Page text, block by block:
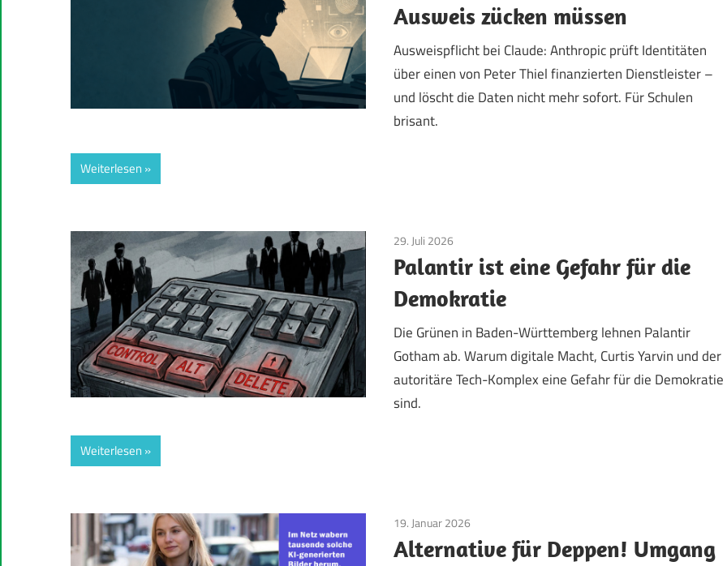
Ausweis zücken müssen
Ausweispflicht bei Claude: Anthropic prüft Identitäten
über einen von Peter Thiel finanzierten Dienstleister –
und löscht die Daten nicht mehr sofort. Für Schulen
brisant.
Weiterlesen
29. Juli 2026
Palantir ist eine Gefahr für die
Demokratie
Die Grünen in Baden-Württemberg lehnen Palantir
Gotham ab. Warum digitale Macht, Curtis Yarvin und der
autoritäre Tech-Komplex eine Gefahr für die Demokratie
sind.
Weiterlesen
19. Januar 2026
Alternative für Deppen! Umgang